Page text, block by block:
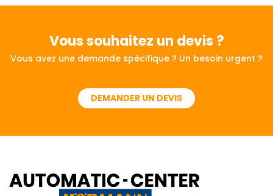
Vous souhaitez un devis ?
Vous avez une demande spécifique ? Un besoin urgent ?
DEMANDER UN DEVIS